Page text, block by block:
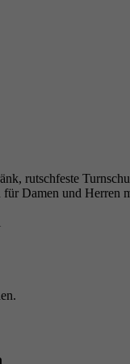
rutschfeste
Damen und